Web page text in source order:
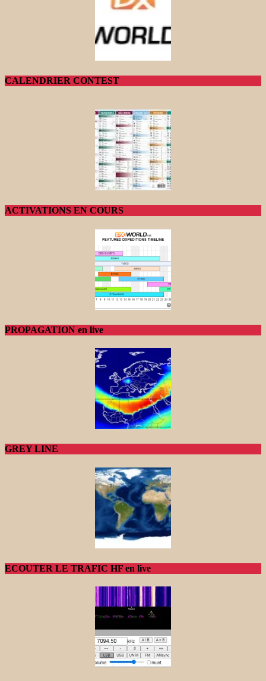
CALENDRIER CONTEST
ACTIVATIONS EN COURS
PROPAGATION en live
GREY LINE
ECOUTER LE TRAFIC HF en live